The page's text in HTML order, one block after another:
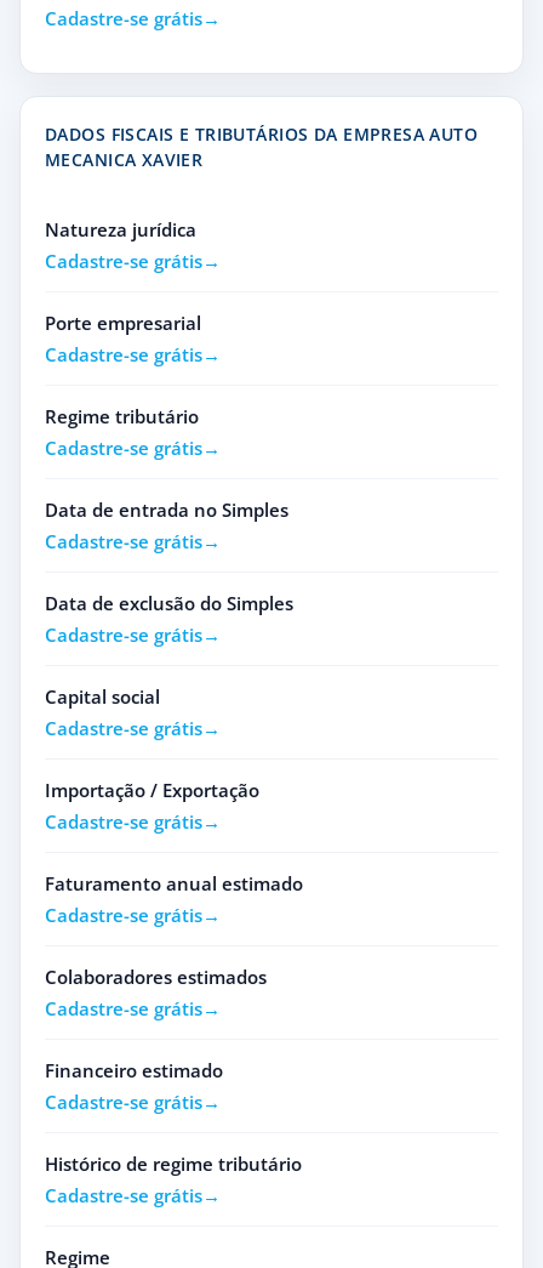
Cadastre-se grátis
DADOS FISCAIS E TRIBUTÁRIOS DA EMPRESA AUTO
MECANICA XAVIER
Natureza jurídica
Cadastre-se grátis
Porte empresarial
Cadastre-se grátis
Regime tributário
Cadastre-se grátis
Data de entrada no Simples
Cadastre-se grátis
Data de exclusão do Simples
Cadastre-se grátis
Capital social
Cadastre-se grátis
Importação / Exportação
Cadastre-se grátis
Faturamento anual estimado
Cadastre-se grátis
Colaboradores estimados
Cadastre-se grátis
Financeiro estimado
Cadastre-se grátis
Histórico de regime tributário
Cadastre-se grátis
Regime